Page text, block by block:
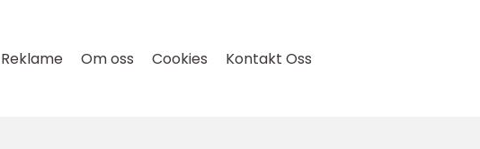
Reklame Om oss Cookies Kontakt Oss